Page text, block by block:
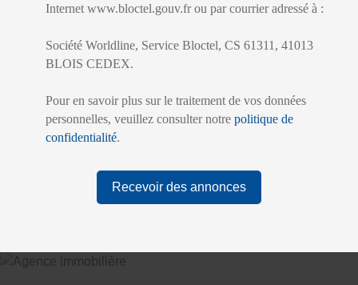
Internet www.bloctel.gouv.fr ou par courrier adressé à :
Société Worldline, Service Bloctel, CS 61311, 41013
BLOIS CEDEX.
Pour en savoir plus sur le traitement de vos données
personnelles, veuillez consulter notre politique de
confidentialité.
Recevoir des annonces